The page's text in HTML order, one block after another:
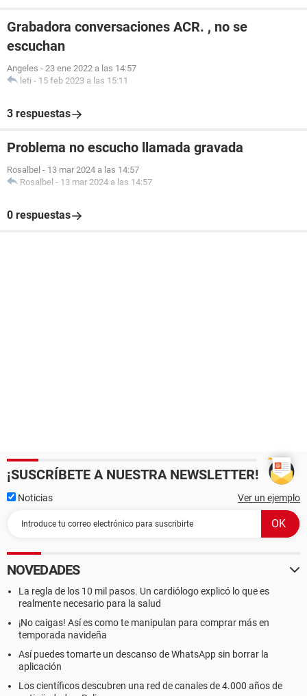
Grabadora conversaciones ACR. , no se
escuchan
Angeles - 23 ene 2022 a las 14:57
leti - 15 feb 2023 a las 15:11
3 respuestas
Problema no escucho llamada gravada
Rosalbel - 13 mar 2024 a las 14:57
Rosalbel - 13 mar 2024 a las 14:57
0 respuestas
¡SUSCRÍBETE A NUESTRA NEWSLETTER!
Noticias Ver un ejemplo
NOVEDADES
La regla de los 10 mil pasos. Un cardiólogo explicó lo que es
realmente necesario para la salud
¡No caigas! Así es como te manipulan para comprar más en
temporada navideña
Así puedes tomarte un descanso de WhatsApp sin borrar la
aplicación
Los científicos descubren una red de canales de 4.000 años de